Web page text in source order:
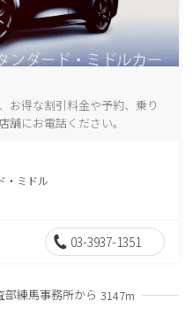
お得な割引料金や予約、乗り
にお電話ください。
・ミドル
03-3937-1351
部練馬事務所から 3147m